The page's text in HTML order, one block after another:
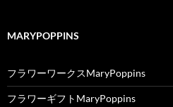
MARYPOPPINS
フラワーワークスMaryPoppins
フラワーギフトMaryPoppins